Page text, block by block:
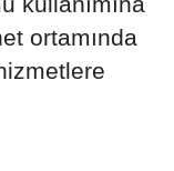
ortamında